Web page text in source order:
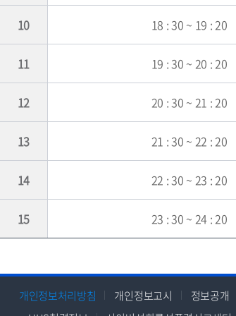
10 18 : 30 ~ 19 : 20
11 19 : 30 ~ 20 : 20
12 20 : 30 ~ 21 : 20
13 21 : 30 ~ 22 : 20
14 22 : 30 ~ 23 : 20
15 23 : 30 ~ 24 : 20
개인정보처리방침 개인정보고시 정보공개